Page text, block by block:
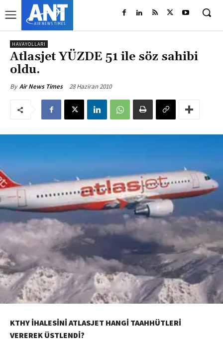
HAVAYOLLARI
Atlasjet YÜZDE 51 ile söz sahibi
oldu.
By Air News Times 28 Haziran 2010
KTHY İHALESİNİ ATLASJET HANGİ TAAHHÜTLERİ
VEREREK ÜSTLENDİ?